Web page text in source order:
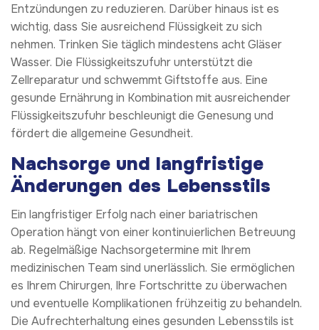
Entzündungen zu reduzieren. Darüber hinaus ist es
wichtig, dass Sie ausreichend Flüssigkeit zu sich
nehmen. Trinken Sie täglich mindestens acht Gläser
Wasser. Die Flüssigkeitszufuhr unterstützt die
Zellreparatur und schwemmt Giftstoffe aus. Eine
gesunde Ernährung in Kombination mit ausreichender
Flüssigkeitszufuhr beschleunigt die Genesung und
fördert die allgemeine Gesundheit.
Nachsorge und langfristige
Änderungen des Lebensstils
Ein langfristiger Erfolg nach einer bariatrischen
Operation hängt von einer kontinuierlichen Betreuung
ab. Regelmäßige Nachsorgetermine mit Ihrem
medizinischen Team sind unerlässlich. Sie ermöglichen
es Ihrem Chirurgen, Ihre Fortschritte zu überwachen
und eventuelle Komplikationen frühzeitig zu behandeln.
Die Aufrechterhaltung eines gesunden Lebensstils ist